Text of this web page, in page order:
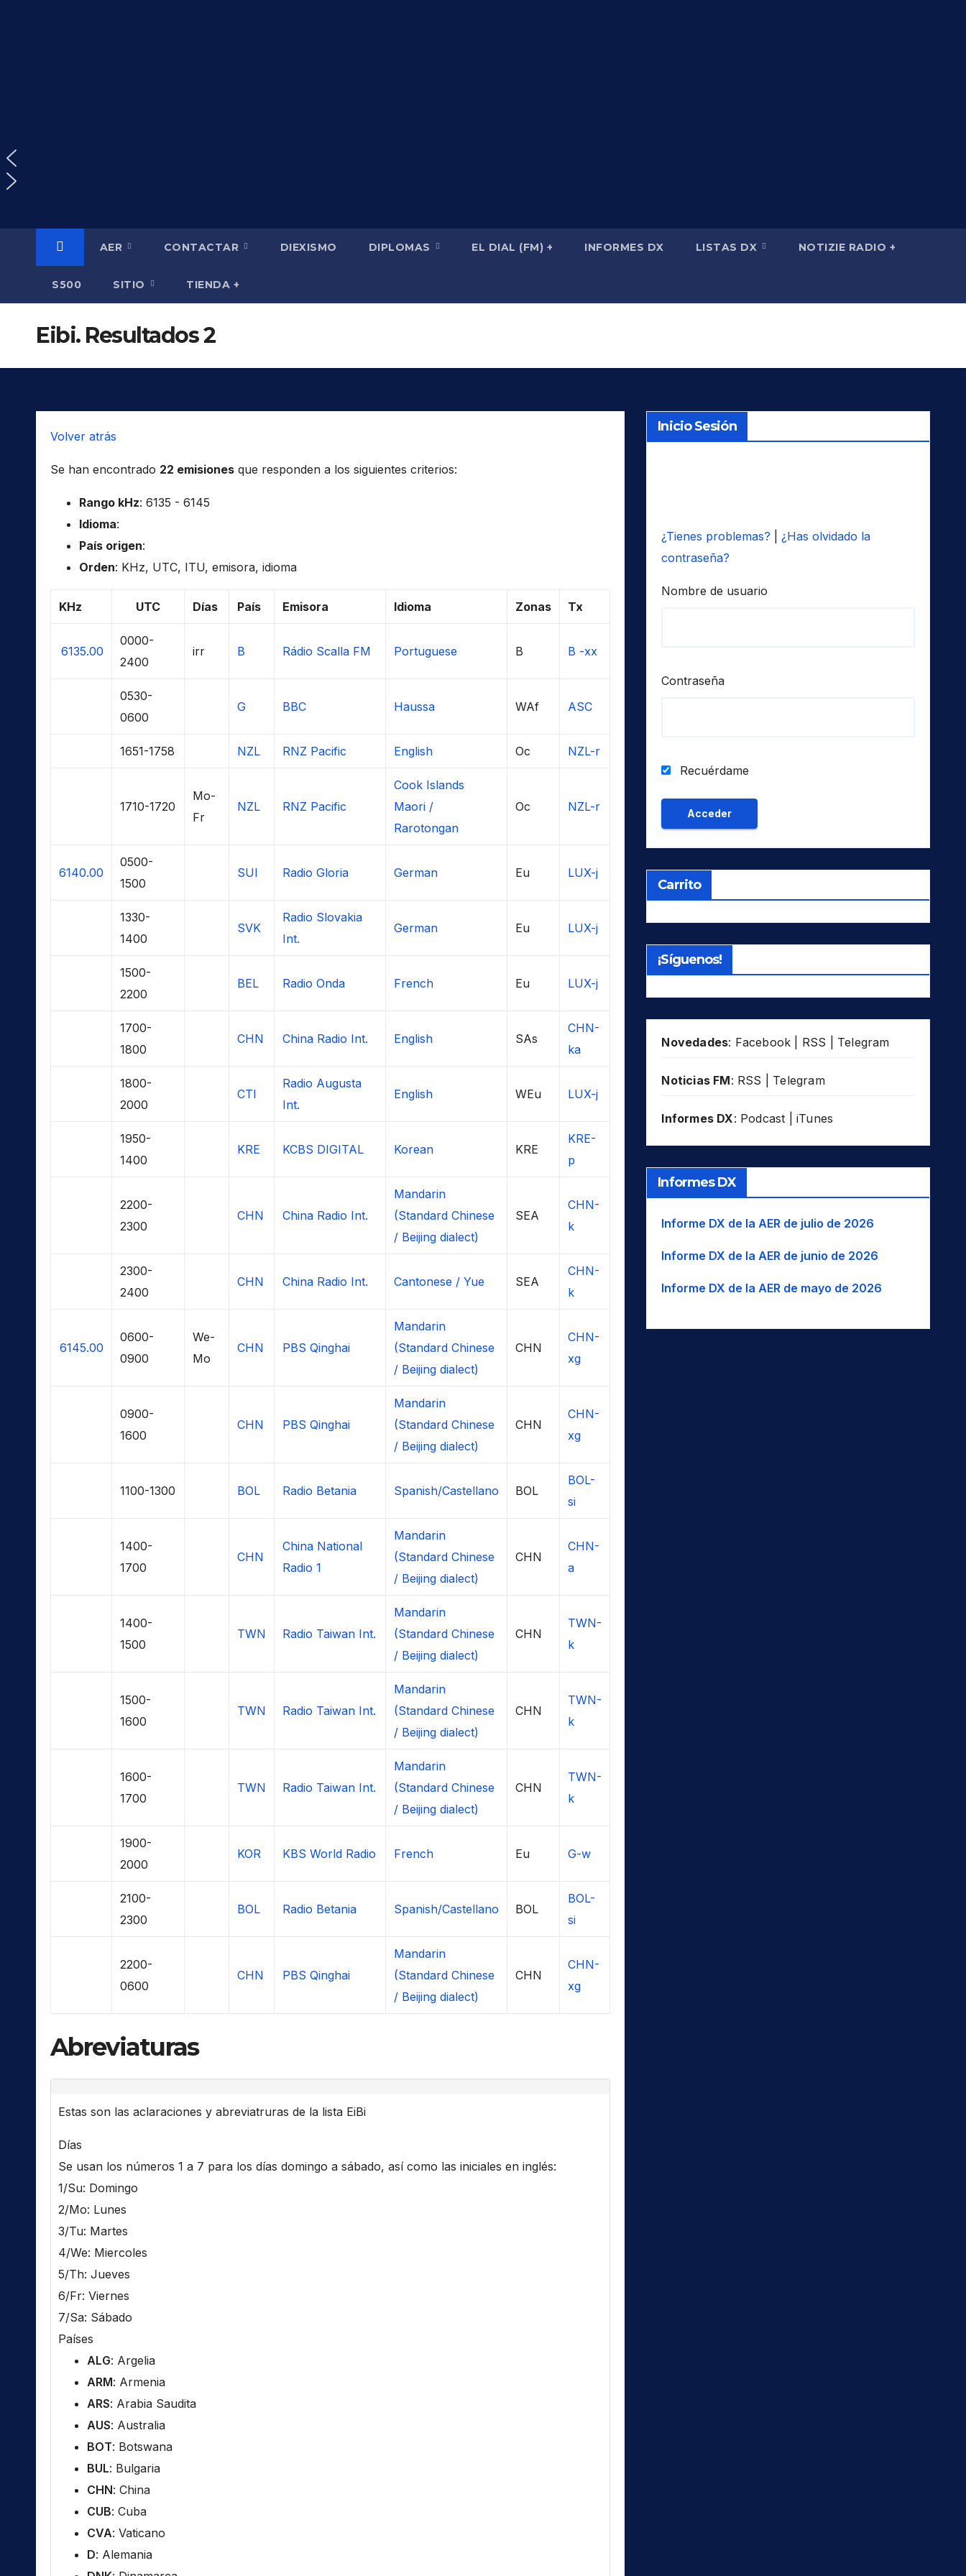
AER CONTACTAR DIEXISMO DIPLOMAS EL DIAL (FM) + INFORMES DX LISTAS DX NOTIZIE RADIO +
S500 SITIO TIENDA +
Eibi. Resultados 2
Volver atrás
Se han encontrado 22 emisiones que responden a los siguientes criterios:
Rango kHz: 6135 - 6145
Idioma:
País origen:
Orden: KHz, UTC, ITU, emisora, idioma
KHz UTC Días País Emisora Idioma Zonas Tx
6135.00
0000-
2400
irr B Rádio Scalla FM Portuguese B B -xx
0530-
0600
G BBC Haussa WAf ASC
1651-1758 NZL RNZ Pacific English Oc NZL-r
1710-1720
Mo-
Fr
NZL RNZ Pacific
Cook Islands
Maori /
Rarotongan
Oc NZL-r
6140.00
0500-
1500
SUI Radio Gloria German Eu LUX-j
1330-
1400
SVK
Radio Slovakia
Int.
German Eu LUX-j
1500-
2200
BEL Radio Onda French Eu LUX-j
1700-
1800
CHN China Radio Int. English SAs
CHN-
ka
1800-
2000
CTI
Radio Augusta
Int.
English WEu LUX-j
1950-
1400
KRE KCBS DIGITAL Korean KRE
KRE-
p
2200-
2300
CHN China Radio Int.
Mandarin
(Standard Chinese
/ Beijing dialect)
SEA
CHN-
k
2300-
2400
CHN China Radio Int. Cantonese / Yue SEA
CHN-
k
6145.00
0600-
0900
We-
Mo
CHN PBS Qinghai
Mandarin
(Standard Chinese
/ Beijing dialect)
CHN
CHN-
xg
0900-
1600
CHN PBS Qinghai
Mandarin
(Standard Chinese
/ Beijing dialect)
CHN
CHN-
xg
1100-1300 BOL Radio Betania Spanish/Castellano BOL
BOL-
si
1400-
1700
CHN
China National
Radio 1
Mandarin
(Standard Chinese
/ Beijing dialect)
CHN
CHN-
a
1400-
1500
TWN Radio Taiwan Int.
Mandarin
(Standard Chinese
/ Beijing dialect)
CHN
TWN-
k
1500-
1600
TWN Radio Taiwan Int.
Mandarin
(Standard Chinese
/ Beijing dialect)
CHN
TWN-
k
1600-
1700
TWN Radio Taiwan Int.
Mandarin
(Standard Chinese
/ Beijing dialect)
CHN
TWN-
k
1900-
2000
KOR KBS World Radio French Eu G-w
2100-
2300
BOL Radio Betania Spanish/Castellano BOL
BOL-
si
2200-
0600
CHN PBS Qinghai
Mandarin
(Standard Chinese
/ Beijing dialect)
CHN
CHN-
xg
Abreviaturas
Estas son las aclaraciones y abreviatruras de la lista EiBi
Días
Se usan los números 1 a 7 para los días domingo a sábado, así como las iniciales en inglés:
1/Su: Domingo
2/Mo: Lunes
3/Tu: Martes
4/We: Miercoles
5/Th: Jueves
6/Fr: Viernes
7/Sa: Sábado
Países
ALG: Argelia
ARM: Armenia
ARS: Arabia Saudita
AUS: Australia
BOT: Botswana
BUL: Bulgaria
CHN: China
CUB: Cuba
CVA: Vaticano
D: Alemania
Inicio Sesión
¿Tienes problemas?
¿Has olvidado la
contraseña?
Nombre de usuario
Contraseña
Recuérdame
Carrito
¡Síguenos!
Novedades: Facebook RSS Telegram
Noticias FM: RSS Telegram
Informes DX: Podcast iTunes
Informes DX
Informe DX de la AER de julio de 2026
Informe DX de la AER de junio de 2026
Informe DX de la AER de mayo de 2026